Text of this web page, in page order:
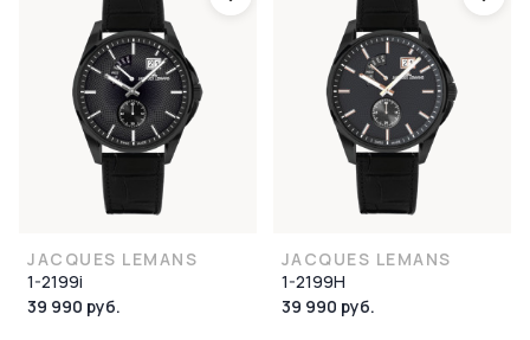
JACQUES LEMANS
1-2199i
39 990 руб.
JACQUES LEMANS
1-2199H
39 990 руб.